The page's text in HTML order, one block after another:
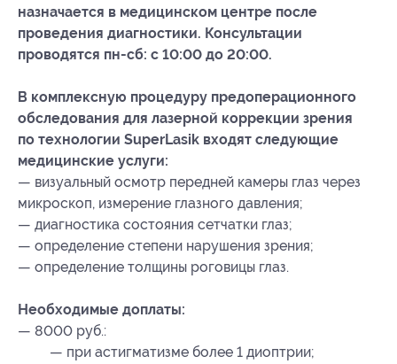
назначается в медицинском центре после
проведения диагностики. Консультации
проводятся пн-сб: с 10:00 до 20:00.
В комплексную процедуру предоперационного
обследования для лазерной коррекции зрения
по технологии SuperLasik входят следующие
медицинские услуги:
— визуальный осмотр передней камеры глаз через
микроскоп, измерение глазного давления;
— диагностика состояния сетчатки глаз;
— определение степени нарушения зрения;
— определение толщины роговицы глаз.
Необходимые доплаты:
— 8000 руб.:
— при астигматизме более 1 диоптрии;